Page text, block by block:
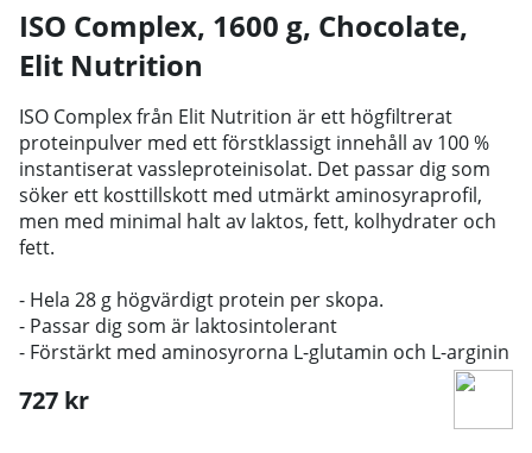
ISO Complex, 1600 g, Chocolate,
Elit Nutrition
ISO Complex från Elit Nutrition är ett högfiltrerat
proteinpulver med ett förstklassigt innehåll av 100 %
instantiserat vassleproteinisolat. Det passar dig som
söker ett kosttillskott med utmärkt aminosyraprofil,
men med minimal halt av laktos, fett, kolhydrater och
fett.
- Hela 28 g högvärdigt protein per skopa.
- Passar dig som är laktosintolerant
- Förstärkt med aminosyrorna L-glutamin och L-arginin
727 kr